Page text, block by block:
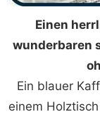
Einen
wunderbaren
Ein blauer
einem